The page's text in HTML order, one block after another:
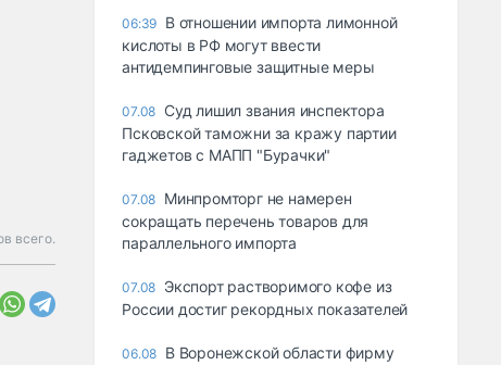
всего.
06:39 В отношении импорта лимонной
кислоты в РФ могут ввести
антидемпинговые защитные меры
07.08 Суд лишил звания инспектора
Псковской таможни за кражу партии
гаджетов с МАПП "Бурачки"
07.08 Минпромторг не намерен
сокращать перечень товаров для
параллельного импорта
07.08 Экспорт растворимого кофе из
России достиг рекордных показателей
06.08 В Воронежской области фирму